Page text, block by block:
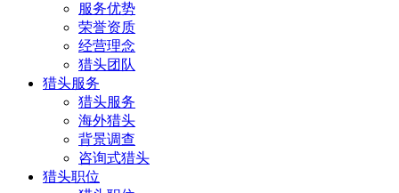
服务优势
荣誉资质
经营理念
猎头团队
猎头服务
猎头服务
海外猎头
背景调查
咨询式猎头
猎头职位